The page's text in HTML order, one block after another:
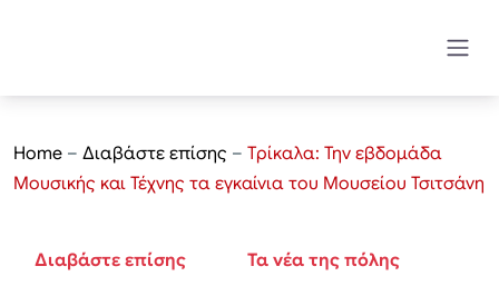
Home – Διαβάστε επίσης – Tρίκαλα: Την εβδομάδα
Μουσικής και Τέχνης τα εγκαίνια του Μουσείου Τσιτσάνη
Διαβάστε επίσης Τα νέα της πόλης